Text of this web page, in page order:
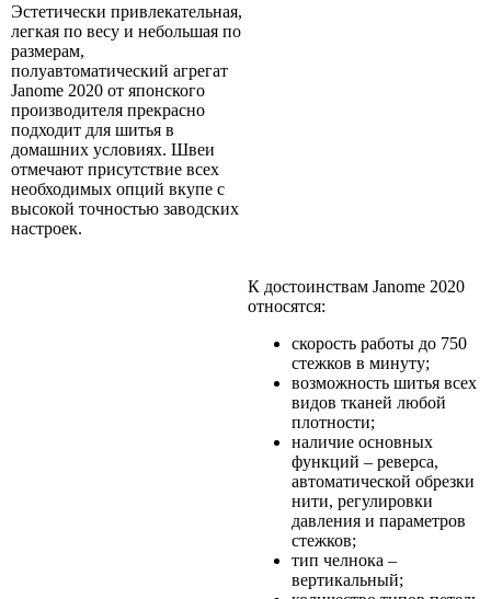
Эстетически привлекательная,
легкая по весу и небольшая по
размерам,
полуавтоматический агрегат
Janome 2020 от японского
производителя прекрасно
подходит для шитья в
домашних условиях. Швеи
отмечают присутствие всех
необходимых опций вкупе с
высокой точностью заводских
настроек.
К достоинствам Janome 2020
относятся:
скорость работы до 750
стежков в минуту;
возможность шитья всех
видов тканей любой
плотности;
наличие основных
функций – реверса,
автоматической обрезки
нити, регулировки
давления и параметров
стежков;
тип челнока –
вертикальный;